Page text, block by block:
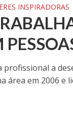
INSPIRADORAS
profissional a
área em 2006 e